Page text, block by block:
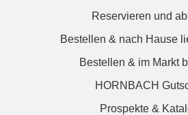
Reservieren und
Bestellen & nach Hause
Bestellen & im Markt
HORNBACH
Prospekte &